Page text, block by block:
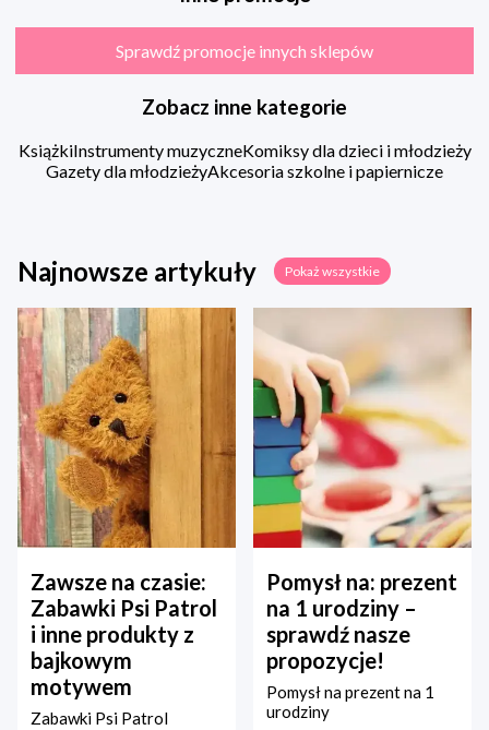
Sprawdź promocje innych sklepów
Zobacz inne kategorie
KsiążkiInstrumenty muzyczneKomiksy dla dzieci i młodzieży
Gazety dla młodzieżyAkcesoria szkolne i papiernicze
Najnowsze artykuły Pokaż wszystkie
Zawsze na czasie:
Zabawki Psi Patrol
i inne produkty z
bajkowym
motywem
Zabawki Psi Patrol
Pomysł na: prezent
na 1 urodziny –
sprawdź nasze
propozycje!
Pomysł na prezent na 1
urodziny